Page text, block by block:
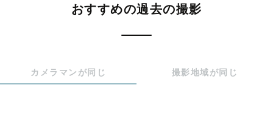
着付け経験があります👘
おすすめの過去の撮影
カメラマンが同じ 撮影地域が同じ